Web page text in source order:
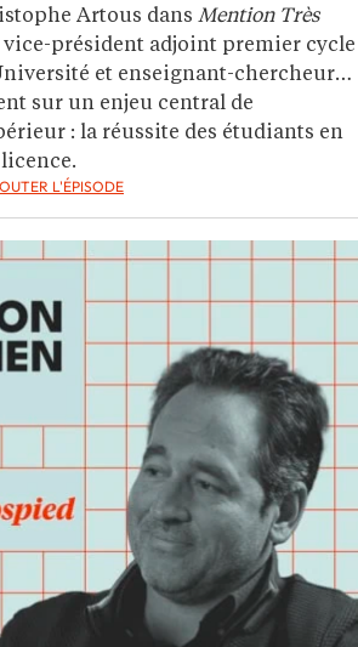
Artous dans Mention Très
président adjoint premier cycle
et enseignant-chercheur
sur un enjeu central de
: la réussite des étudiants en
L'ÉPISODE